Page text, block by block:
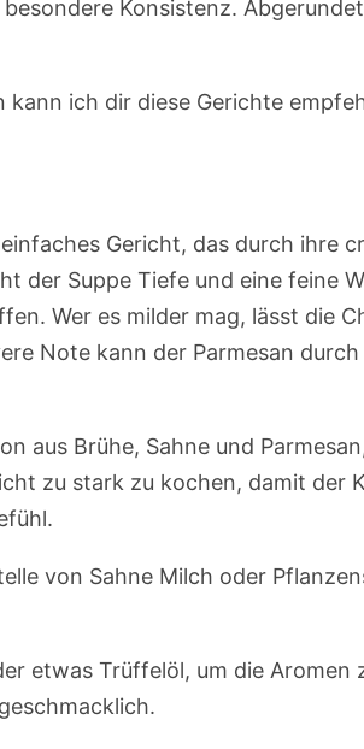
Konsistenz.
ich dir diese Gerichte
Gericht, das durch ihre
der Suppe Tiefe und eine feine
Wer es milder mag, lässt die
Note kann der Parmesan
aus Brühe, Sahne und
zu stark zu kochen, damit der
von Sahne Milch oder
etwas Trüffelöl, um die